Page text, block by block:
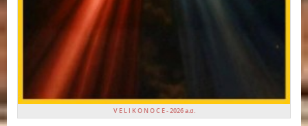
V E L I K O N O C E - 2026 a.d.